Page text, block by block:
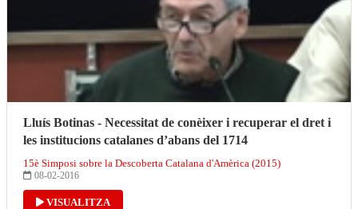
Lluís Botinas - Necessitat de conèixer i recuperar el dret i
les institucions catalanes d’abans del 1714
15è Simposi sobre la Descoberta Catalana d'Amèrica (2015)
08-02-2016
VISUALITZA